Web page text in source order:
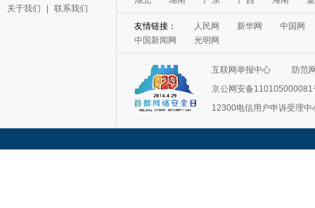
关于我们 联系我们
友情链接： 人民网 新华网
中国网
中国新闻网
光明网
互联网举报中心
防范
京公网安备110105000081
12300电信用户申诉受理中